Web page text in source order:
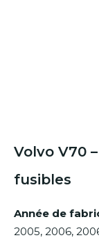
Volvo V70
fusibles
Année de
2005, 2006,